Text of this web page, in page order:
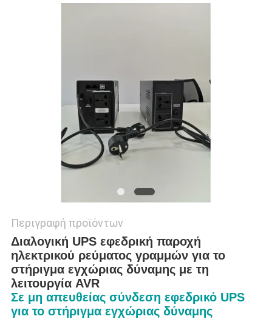
Περιγραφή προϊόντων
Διαλογική UPS εφεδρική παροχή
ηλεκτρικού ρεύματος γραμμών για το
στήριγμα εγχώριας δύναμης με τη
λειτουργία AVR
Σε μη απευθείας σύνδεση εφεδρικό UPS
για το στήριγμα εγχώριας δύναμης